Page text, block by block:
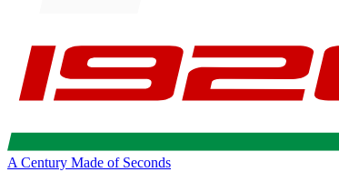
A Century Made of Seconds